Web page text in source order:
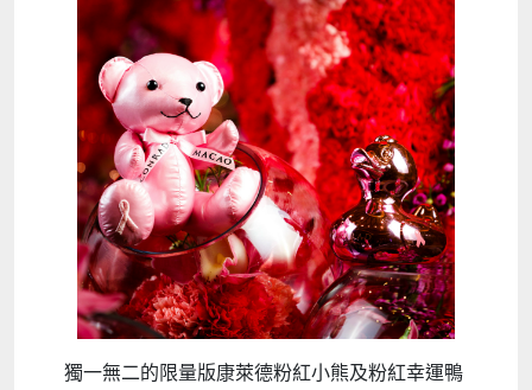
獨一無二的限量版康萊德粉紅小熊及粉紅幸運鴨